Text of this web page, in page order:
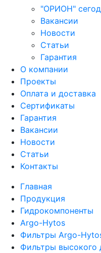
"ОРИОН"
Вакансии
Новости
Статьи
Гарантия
О компании
Проекты
Оплата и доставка
Сертификаты
Гарантия
Вакансии
Новости
Статьи
Контакты
Главная
Продукция
Гидрокомпоненты
Argo-Hytos
Фильтры Argo-
Фильтры высокого